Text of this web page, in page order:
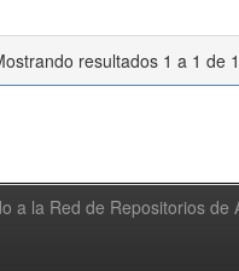
resultados 1 a 1 de 1
a la Red de Repositorios de